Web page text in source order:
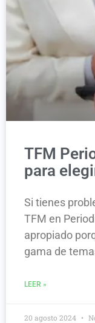
TFM
para
Si tienes
TFM en
apropiado
gama de
LEER »
20 agosto 2024